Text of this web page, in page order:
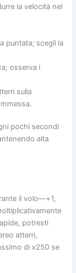
la velocità nel
puntata; scegli la
osserva i
sulla
pochi secondi
alta
il volo—+1,
potresti
atterri,
di x250 se